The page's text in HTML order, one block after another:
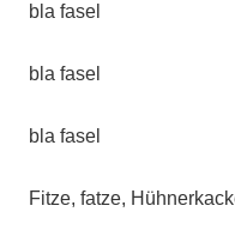
bla fasel
bla fasel
bla fasel
Fitze, fatze,